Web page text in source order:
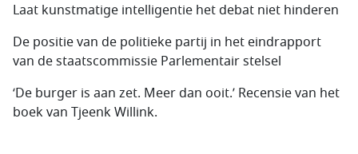
Laat kunstmatige intelligentie het debat niet hinderen
De positie van de politieke partij in het eindrapport
van de staatscommissie Parlementair stelsel
‘De burger is aan zet. Meer dan ooit.’ Recensie van het
boek van Tjeenk Willink.